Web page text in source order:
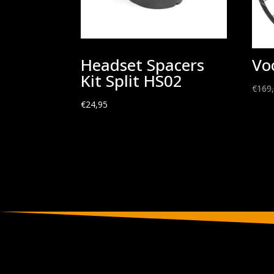
Headset Spacers
Kit Split HS02
€24,95
€